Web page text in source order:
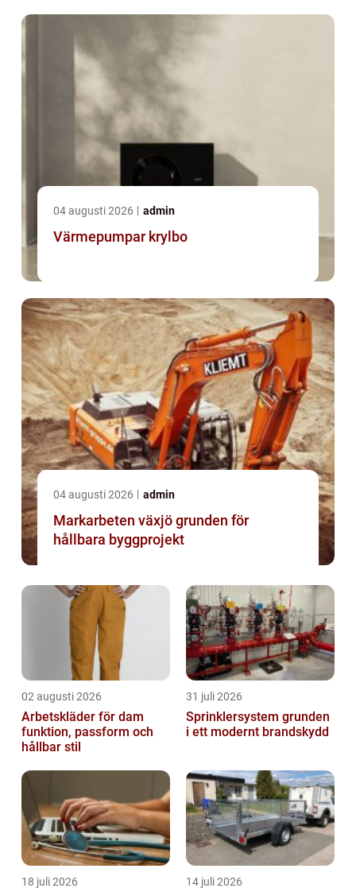
04 augusti 2026 admin
Värmepumpar krylbo
04 augusti 2026 admin
Markarbeten växjö grunden för
hållbara byggprojekt
02 augusti 2026
Arbetskläder för dam
funktion, passform och
hållbar stil
31 juli 2026
Sprinklersystem grunden
i ett modernt brandskydd
18 juli 2026 14 juli 2026